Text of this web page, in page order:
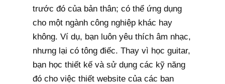
trước đó của bản thân; có thể ứng dụng
cho một ngành công nghiệp khác hay
không. Ví dụ, bạn luôn yêu thích âm nhạc,
nhưng lại có tông điếc. Thay vì học guitar,
bạn học thiết kế và sử dụng các kỹ năng
đó cho việc thiết website của các ban